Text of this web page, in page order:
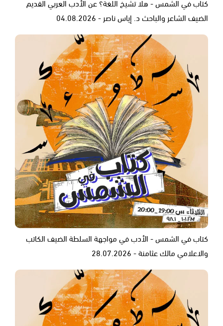
الضيف الشاعر والباحث د. إياس ناصر - 04.08.2026
كتاب في الشمس - الأدب في مواجهة السلطة الضيف الكاتب
والاعلامي مالك عثامنة - 28.07.2026